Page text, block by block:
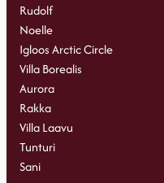
Rudolf
Noelle
Igloos Arctic Circle
Villa Borealis
Aurora
Rakka
Villa Laavu
Tunturi
Sani